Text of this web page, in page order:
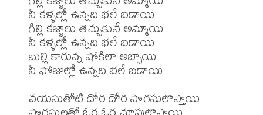
నీ కళ్ళల్లో ఉన్నది భలే బడాయి
గిల్లి కజ్జాలు తెచ్చుకునే అమ్మాయి
నీ కళ్ళల్లో ఉన్నది భలే బడాయి
బుల్లి కారున్న షోకిలా అబ్బాయి
నీ ఫోజుల్లో ఉన్నది భలే బడాయి
వయసుతోటి దోర దోర సొగసులొస్తాయి